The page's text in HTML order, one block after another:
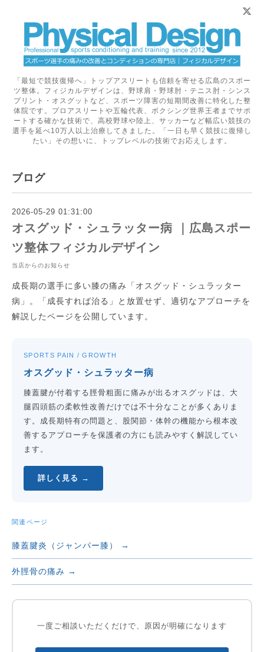
「最短で競技復帰へ」トップアスリートも信頼を寄せる広島のスポー
ツ整体。フィジカルデザインは、野球肩・野球肘・テニス肘・シンス
プリント・オスグットなど、スポーツ障害の短期間改善に特化した整
体院です。プロアスリートや五輪代表、ボクシング世界王者までサポ
ートする確かな技術で、高校野球や陸上、サッカーなど幅広い競技の
選手を延べ10万人以上治療してきました。「一日も早く競技に復帰し
たい」その想いに、トップレベルの技術でお応えします。
ブログ
2026-05-29 01:31:00
オスグッド・シュラッター病 ｜広島スポー
ツ整体フィジカルデザイン
当店からのお知らせ
成長期の選手に多い膝の痛み「オスグッド・シュラッター
病」。「成長すれば治る」と放置せず、適切なアプローチを
解説したページを公開しています。
SPORTS PAIN / GROWTH
オスグッド・シュラッター病
膝蓋腱が付着する脛骨粗面に痛みが出るオスグッドは、大
腿四頭筋の柔軟性改善だけでは不十分なことが多くありま
す。成長期特有の問題と、股関節・体幹の機能から根本改
善するアプローチを保護者の方にも読みやすく解説してい
ます。
詳しく見る →
関連ページ
膝蓋腱炎（ジャンパー膝） →
外脛骨の痛み →
一度ご相談いただくだけで、原因が明確になります